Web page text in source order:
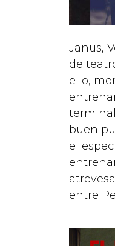
Janus,
de
ello,
buen
el
entre